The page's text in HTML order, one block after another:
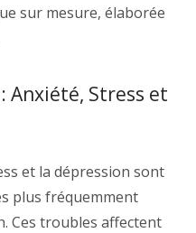
sur mesure, élaborée
Anxiété, Stress et
et la dépression sont
plus fréquemment
Ces troubles affectent